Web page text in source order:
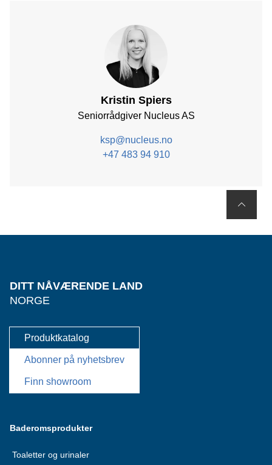
Kristin Spiers
Seniorrådgiver Nucleus AS
ksp@nucleus.no
+47 483 94 910
DITT NÅVÆRENDE LAND
NORGE
Produktkatalog
Abonner på nyhetsbrev
Finn showroom
Baderomsprodukter
Toaletter og urinaler